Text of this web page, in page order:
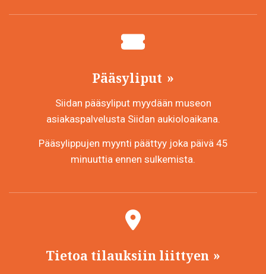
Pääsyliput
Siidan pääsyliput myydään museon
asiakaspalvelusta Siidan aukioloaikana.
Pääsylippujen myynti päättyy joka päivä 45
minuuttia ennen sulkemista.
Tietoa tilauksiin liittyen